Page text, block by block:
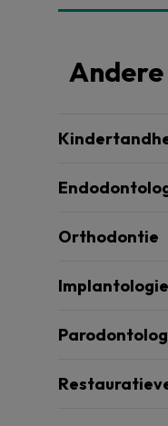
Orthodontie
Implantologie